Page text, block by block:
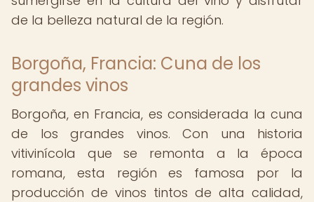
de la belleza natural de la región.
Borgoña, Francia: Cuna de los
grandes vinos
Borgoña, en Francia, es considerada la cuna
de los grandes vinos. Con una historia
vitivinícola que se remonta a la época
romana, esta región es famosa por la
producción de vinos tintos de alta calidad,